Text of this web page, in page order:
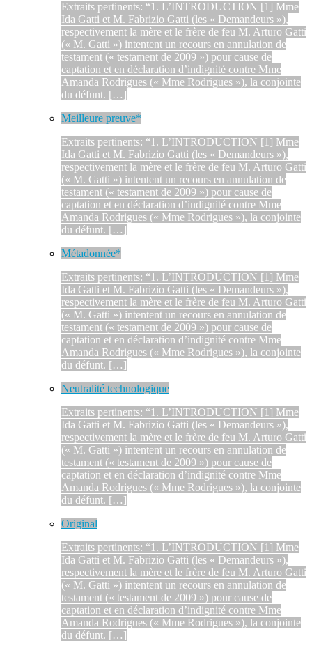
Extraits pertinents: “1. L’INTRODUCTION [1] Mme
Ida Gatti et M. Fabrizio Gatti (les « Demandeurs »),
respectivement la mère et le frère de feu M. Arturo Gatti
(« M. Gatti ») intentent un recours en annulation de
testament (« testament de 2009 ») pour cause de
captation et en déclaration d’indignité contre Mme
Amanda Rodrigues (« Mme Rodrigues »), la conjointe
du défunt. […]
Meilleure preuve*
Extraits pertinents: “1. L’INTRODUCTION [1] Mme
Ida Gatti et M. Fabrizio Gatti (les « Demandeurs »),
respectivement la mère et le frère de feu M. Arturo Gatti
(« M. Gatti ») intentent un recours en annulation de
testament (« testament de 2009 ») pour cause de
captation et en déclaration d’indignité contre Mme
Amanda Rodrigues (« Mme Rodrigues »), la conjointe
du défunt. […]
Métadonnée*
Extraits pertinents: “1. L’INTRODUCTION [1] Mme
Ida Gatti et M. Fabrizio Gatti (les « Demandeurs »),
respectivement la mère et le frère de feu M. Arturo Gatti
(« M. Gatti ») intentent un recours en annulation de
testament (« testament de 2009 ») pour cause de
captation et en déclaration d’indignité contre Mme
Amanda Rodrigues (« Mme Rodrigues »), la conjointe
du défunt. […]
Neutralité technologique
Extraits pertinents: “1. L’INTRODUCTION [1] Mme
Ida Gatti et M. Fabrizio Gatti (les « Demandeurs »),
respectivement la mère et le frère de feu M. Arturo Gatti
(« M. Gatti ») intentent un recours en annulation de
testament (« testament de 2009 ») pour cause de
captation et en déclaration d’indignité contre Mme
Amanda Rodrigues (« Mme Rodrigues »), la conjointe
du défunt. […]
Original
Extraits pertinents: “1. L’INTRODUCTION [1] Mme
Ida Gatti et M. Fabrizio Gatti (les « Demandeurs »),
respectivement la mère et le frère de feu M. Arturo Gatti
(« M. Gatti ») intentent un recours en annulation de
testament (« testament de 2009 ») pour cause de
captation et en déclaration d’indignité contre Mme
Amanda Rodrigues (« Mme Rodrigues »), la conjointe
du défunt. […]